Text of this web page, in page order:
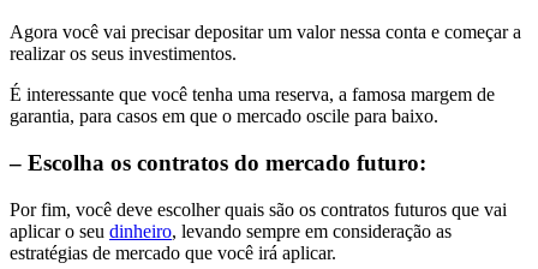
Agora você vai precisar depositar um valor nessa conta e começar a
realizar os seus investimentos.
É interessante que você tenha uma reserva, a famosa margem de
garantia, para casos em que o mercado oscile para baixo.
– Escolha os contratos do mercado futuro:
Por fim, você deve escolher quais são os contratos futuros que vai
aplicar o seu dinheiro, levando sempre em consideração as
estratégias de mercado que você irá aplicar.